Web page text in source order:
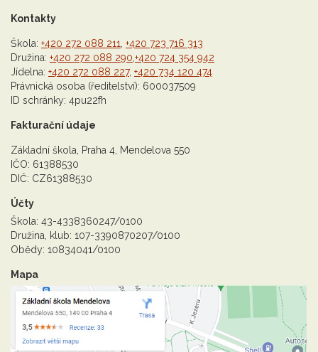
Kontakty
Škola: +420 272 088 211 +420 723 716 313
Družina: +420 272 088 290 +420 724 354 942
Jídelna: +420 272 088 227, +420 734 120 474
Právnická osoba (ředitelství): 600037509
ID schránky: 4pu22fh
Fakturační údaje
Základní škola, Praha 4, Mendelova 550
IČO: 61388530
DIČ: CZ61388530
Účty
Škola: 43-4338360247/0100
Družina, klub: 107-3390870207/0100
Obědy: 10834041/0100
Mapa